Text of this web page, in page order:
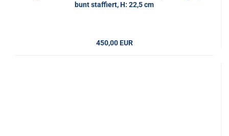
bunt staffiert, H: 22,5 cm
450,00 EUR